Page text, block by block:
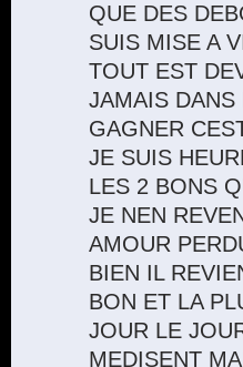
QUE DES
SUIS MISE A
TOUT EST
JAMAIS
GAGNER
JE SUIS
LES 2 BONS
JE NEN
AMOUR
BIEN IL
BON ET LA
JOUR LE
MEDISENT